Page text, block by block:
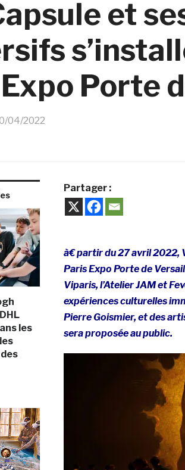
et
Porte
04/2022
les
Partager :
à€ partir du 27 avril 2022,
Paris Expo Porte de
Viparis, l’Atelier JAM et
expériences culturelles
Pierre Goismier, et des
sera proposée au public.